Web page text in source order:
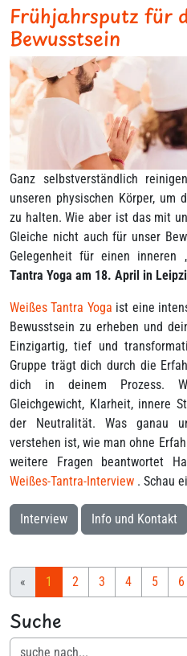
Frühjahrsputz für
Bewusstsein
Ganz selbstverständlich
unseren physischen Körper, um
zu halten. Wie aber ist das mit
Gleiche nicht auch für unser
Gelegenheit für einen inneren
Tantra Yoga am 18. April in
Weißes Tantra Yoga ist eine
Bewusstsein zu erheben und
Einzigartig, tief und
Gruppe trägt dich durch die
dich in deinem Prozess.
Gleichgewicht, Klarheit, innere
der Neutralität. Was ganau
verstehen ist, wie man ohne
weitere Fragen beantwortet
Weißes-Tantra-Interview . Schau
Interview Info und Kontakt
«
1 2 3 4 5 6
Suche